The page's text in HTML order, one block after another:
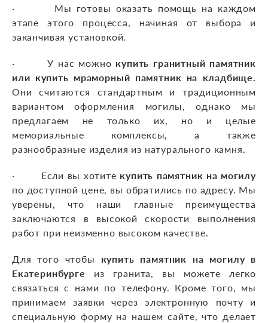
· Мы готовы оказать помощь на каждом
этапе этого процесса, начиная от выбора и
заканчивая установкой.
· У нас можно купить гранитный памятник
или купить мраморный памятник на кладбище.
Они считаются стандартным и традиционным
вариантом оформления могилы, однако мы
предлагаем не только их, но и целые
мемориальные комплексы, а также
разнообразные изделия из натурального камня.
· Если вы хотите купить памятник на могилу
по доступной цене, вы обратились по адресу. Мы
уверены, что наши главные преимущества
заключаются в высокой скорости выполнения
работ при неизменно высоком качестве.
Для того чтобы купить памятник на могилу в
Екатеринбурге из гранита, вы можете легко
связаться с нами по телефону. Кроме того, мы
принимаем заявки через электронную почту и
специальную форму на нашем сайте, что делает